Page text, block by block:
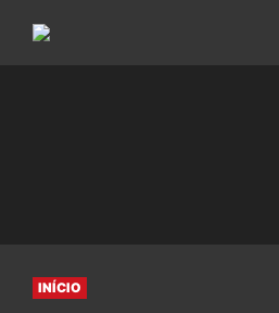
INÍCIO